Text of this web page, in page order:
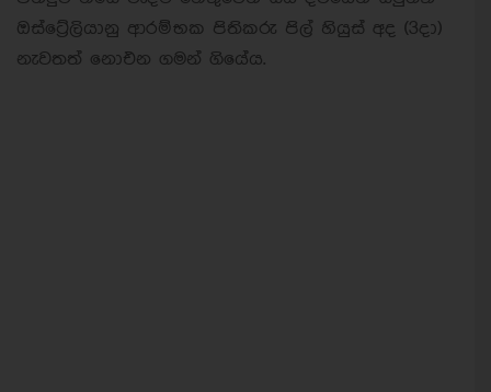
ඔස්ට්‍රේලියානු ආරම්භක පිතිකරු පිල් හියුස් අද (3දා)
නැවතත් නොඑන ගමන් ගියේය.